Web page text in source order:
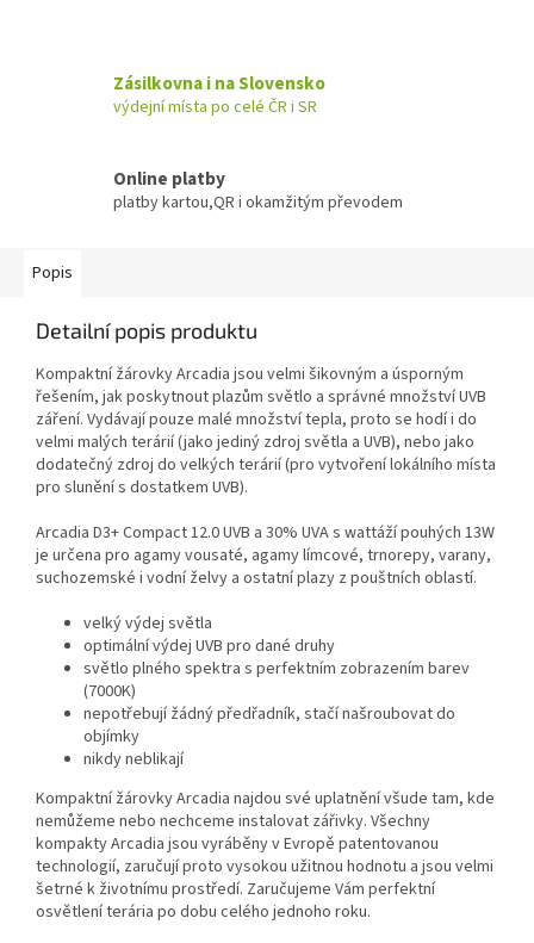
Zásilkovna i na Slovensko
výdejní místa po celé ČR i SR
Online platby
platby kartou,QR i okamžitým převodem
Popis
Detailní popis produktu
Kompaktní žárovky Arcadia jsou velmi šikovným a úsporným
řešením, jak poskytnout plazům světlo a správné množství UVB
záření. Vydávají pouze malé množství tepla, proto se hodí i do
velmi malých terárií (jako jediný zdroj světla a UVB), nebo jako
dodatečný zdroj do velkých terárií (pro vytvoření lokálního místa
pro slunění s dostatkem UVB).
Arcadia D3+ Compact 12.0 UVB a 30% UVA s wattáží pouhých 13W
je určena pro agamy vousaté, agamy límcové, trnorepy, varany,
suchozemské i vodní želvy a ostatní plazy z pouštních oblastí.
velký výdej světla
optimální výdej UVB pro dané druhy
světlo plného spektra s perfektním zobrazením barev
(7000K)
nepotřebují žádný předřadník, stačí našroubovat do
objímky
nikdy neblikají
Kompaktní žárovky Arcadia najdou své uplatnění všude tam, kde
nemůžeme nebo nechceme instalovat zářivky. Všechny
kompakty Arcadia jsou vyráběny v Evropě patentovanou
technologií, zaručují proto vysokou užitnou hodnotu a jsou velmi
šetrné k životnímu prostředí. Zaručujeme Vám perfektní
osvětlení terária po dobu celého jednoho roku.